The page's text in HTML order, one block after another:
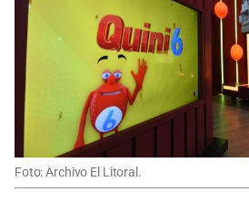
Foto: Archivo El Litoral.